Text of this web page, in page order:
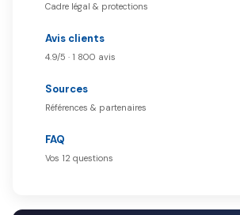
Cadre légal & protections
Avis clients
4.9/5 · 1 800 avis
Sources
Références & partenaires
FAQ
Vos 12 questions